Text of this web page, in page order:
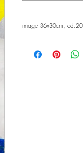
image 36x30cm, ed.20